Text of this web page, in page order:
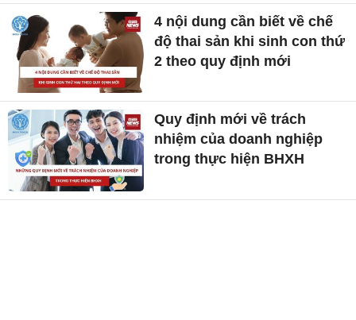
4 nội dung cần biết về chế
độ thai sản khi sinh con thứ
2 theo quy định mới
Quy định mới về trách
nhiệm của doanh nghiệp
trong thực hiện BHXH